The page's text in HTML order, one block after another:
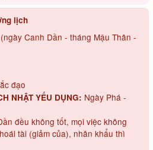
lịch
Canh Dần - tháng Mậu Thân -
đạo
NHẬT YẾU DỤNG: Ngày Phá -
đều không tốt, mọi việc không
tài (giảm của), nhân khẩu thì